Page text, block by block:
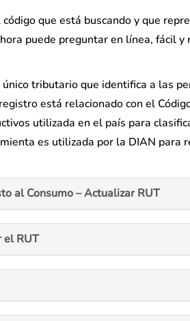
que está buscando y que
puede preguntar en línea, fácil
tributario que identifica a las
está relacionado con el
utilizada en el país para
es utilizada por la DIAN
al Consumo – Actualizar RUT
el RUT